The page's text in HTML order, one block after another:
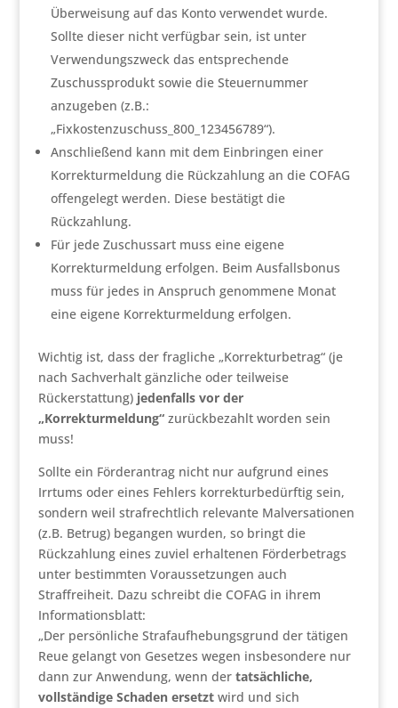
Überweisung auf das Konto verwendet wurde.
Sollte dieser nicht verfügbar sein, ist unter
Verwendungszweck das entsprechende
Zuschussprodukt sowie die Steuernummer
anzugeben (z.B.:
„Fixkostenzuschuss_800_123456789“).
Anschließend kann mit dem Einbringen einer
Korrekturmeldung die Rückzahlung an die COFAG
offengelegt werden. Diese bestätigt die
Rückzahlung.
Für jede Zuschussart muss eine eigene
Korrekturmeldung erfolgen. Beim Ausfallsbonus
muss für jedes in Anspruch genommene Monat
eine eigene Korrekturmeldung erfolgen.
Wichtig ist, dass der fragliche „Korrekturbetrag“ (je
nach Sachverhalt gänzliche oder teilweise
Rückerstattung) jedenfalls vor der
„Korrekturmeldung“zurückbezahlt worden sein
muss!
Sollte ein Förderantrag nicht nur aufgrund eines
Irrtums oder eines Fehlers korrekturbedürftig sein,
sondern weil strafrechtlich relevante Malversationen
(z.B. Betrug) begangen wurden, so bringt die
Rückzahlung eines zuviel erhaltenen Förderbetrags
unter bestimmten Voraussetzungen auch
Straffreiheit. Dazu schreibt die COFAG in ihrem
Informationsblatt:
„Der persönliche Strafaufhebungsgrund der tätigen
Reue gelangt von Gesetzes wegen insbesondere nur
dann zur Anwendung, wenn dertatsächliche,
vollständige Schaden ersetztwird und sich